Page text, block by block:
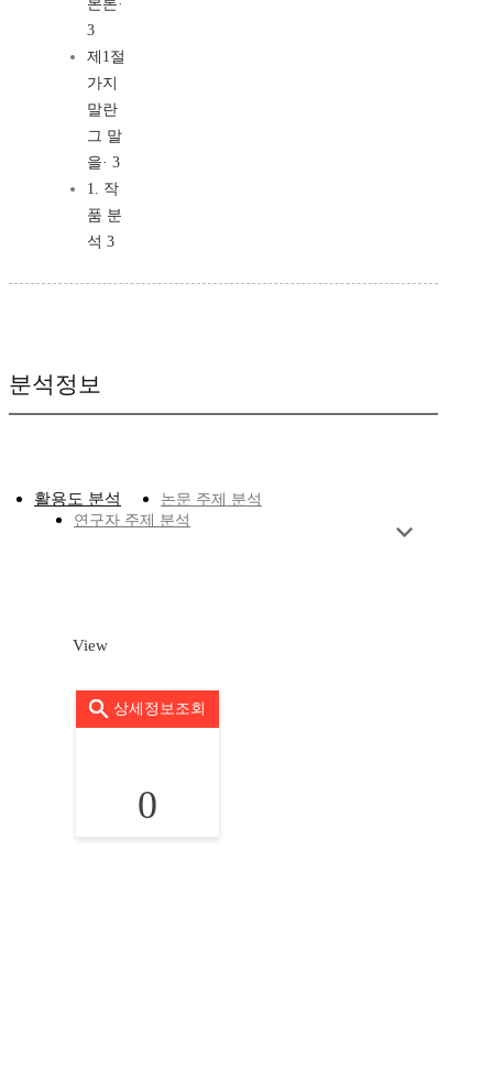
본론·
3
제1절
가지
말란
그 말
을· 3
1. 작
품 분
석 3
분석정보
활용도 분석
논문 주제 분석
연구자 주제 분석
View
상세정보조회
0